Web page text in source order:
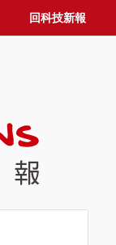
回科技新報